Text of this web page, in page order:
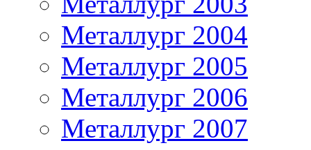
Металлург 2004
Металлург 2005
Металлург 2006
Металлург 2007